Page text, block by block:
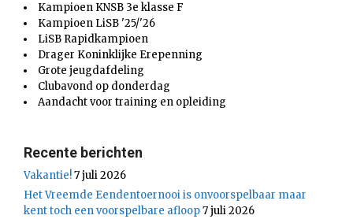
Kampioen KNSB 3e klasse F
Kampioen LiSB '25/'26
LiSB Rapidkampioen
Drager Koninklijke Erepenning
Grote jeugdafdeling
Clubavond op donderdag
Aandacht voor training en opleiding
Recente berichten
Vakantie!7 juli 2026
Het Vreemde Eendentoernooi is onvoorspelbaar maar
kent toch een voorspelbare afloop7 juli 2026